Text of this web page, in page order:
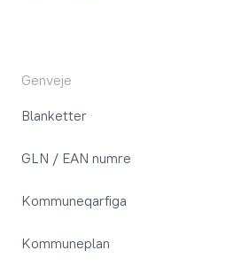
Genveje
Blanketter
GLN / EAN numre
Kommuneqarfiga
Kommuneplan